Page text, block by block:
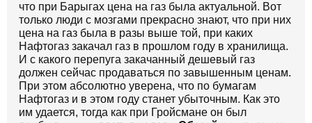
что при Барыгах цена на газ была актуальной. Вот
только люди с мозгами прекрасно знают, что при них
цена на газ была в разы выше той, при каких
Нафтогаз закачал газ в прошлом году в хранилища.
И с какого перепуга закачанный дешевый газ
должен сейчас продаваться по завышенным ценам.
При этом абсолютно уверена, что по бумагам
Нафтогаз и в этом году станет убыточным. Как это
им удается, тогда как при Гройсмане он был